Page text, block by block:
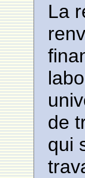
La
de
qui